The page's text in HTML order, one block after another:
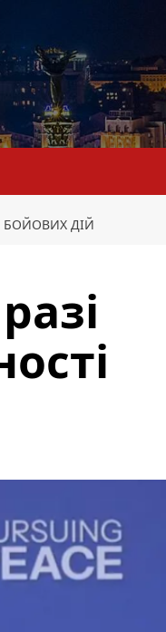
БОЙОВИХ ДІЙ